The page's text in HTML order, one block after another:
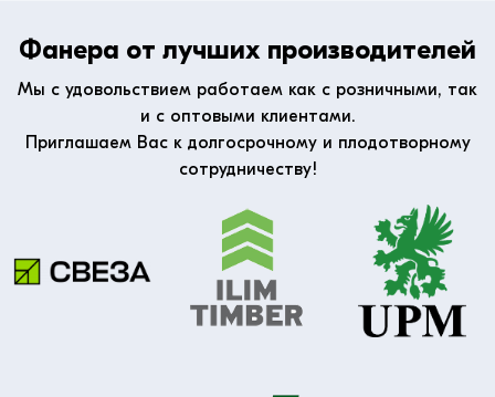
Фанера от лучших производителей
Мы с удовольствием работаем как с розничными, так
и с оптовыми клиентами.
Приглашаем Вас к долгосрочному и плодотворному
сотрудничеству!